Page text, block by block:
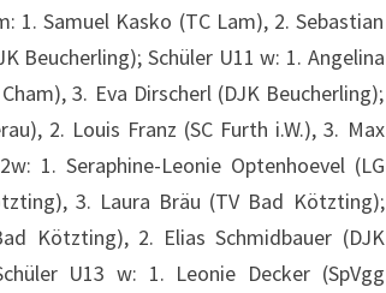
1. Samuel Kasko (TC Lam), 2. Sebastian
Beucherling); Schüler U11 w: 1. Angelina
3. Eva Dirscherl (DJK Beucherling);
2. Louis Franz (SC Furth i.W.), 3. Max
1. Seraphine-Leonie Optenhoevel (LG
3. Laura Bräu (TV Bad Kötzting);
Kötzting), 2. Elias Schmidbauer (DJK
U13 w: 1. Leonie Decker (SpVgg